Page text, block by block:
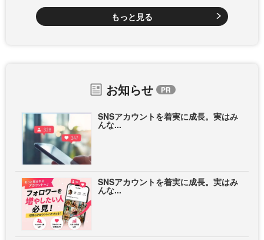
もっと見る
お知らせ
SNSアカウントを着実に成長。実はみ
んな...
SNSアカウントを着実に成長。実はみ
んな...